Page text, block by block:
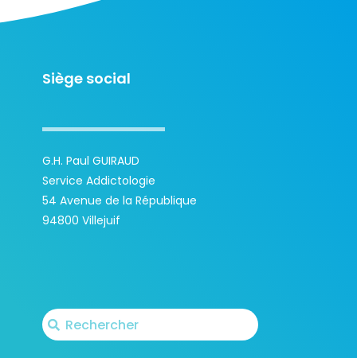
Siège social
G.H. Paul GUIRAUD
Service Addictologie
54 Avenue de la République
94800 Villejuif